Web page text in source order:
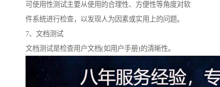
可使用性测试主要从使用的合理性、方便性等角度对软
件系统进行检查，以发现人为因素或实用上的问题。
7、文档测试
文档测试是检查用户文档(如用户手册)的清晰性。